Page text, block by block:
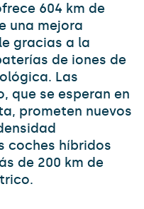
604 km de
una mejora
gracias a la
de iones de
Las
que se esperan en
prometen nuevos
coches híbridos
de 200 km de